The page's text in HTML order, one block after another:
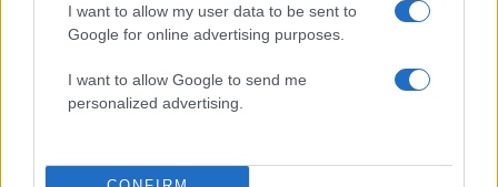
I want to allow my user data to be sent to
Google for online advertising purposes.
I want to allow Google to send me
personalized advertising.
εξαιρετικά δύσκολες συνθήκες εργασίας, με το
αίτημα για μαζικές προσλήψεις να είναι πάγιο,
όπως άλλωστε και για τους γιατρούς!»
ανακοινώσεων, αποτελεί -όχι απλώς η παροχή